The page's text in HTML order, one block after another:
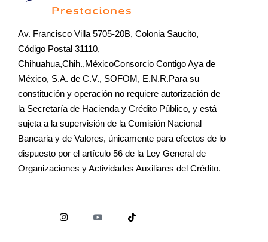
Av. Francisco Villa 5705-20B, Colonia Saucito,
Código Postal 31110,
Chihuahua,Chih.,MéxicoConsorcio Contigo Aya de
México, S.A. de C.V., SOFOM, E.N.R.Para su
constitución y operación no requiere autorización de
la Secretaría de Hacienda y Crédito Público, y está
sujeta a la supervisión de la Comisión Nacional
Bancaria y de Valores, únicamente para efectos de lo
dispuesto por el artículo 56 de la Ley General de
Organizaciones y Actividades Auxiliares del Crédito.